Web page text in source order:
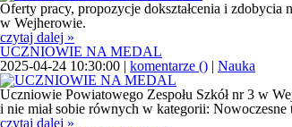
Oferty pracy, propozycje dokształcenia i
w Wejherowie.
czytaj dalej »
UCZNIOWIE NA MEDAL
2025-04-24 10:30:00 | komentarze () | Nauka
Uczniowie Powiatowego Zespołu Szkół nr 3 w
i nie miał sobie równych w kategorii: Nowoczesne
czytaj dalej »